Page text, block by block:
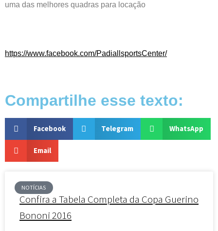
uma das melhores quadras para locação
https://www.facebook.com/PadiallsportsCenter/
Compartilhe esse texto:
Facebook Telegram WhatsApp
Email
NOTÍCIAS
Confira a Tabela Completa da Copa Guerino
Bononi 2016